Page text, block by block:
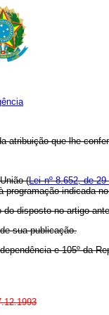
atribuição que lhe
(Lei nº 8.652, de
indicada
disposto no artigo
sua publicação.
e 105º da